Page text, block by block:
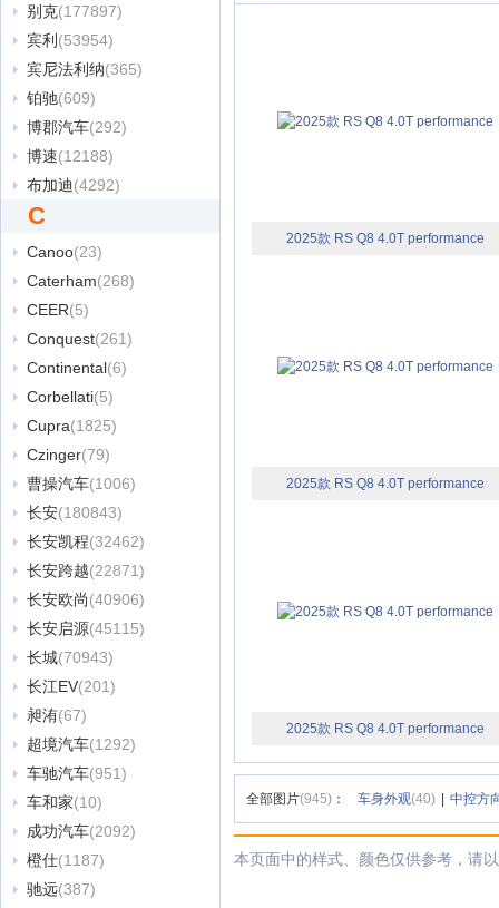
别克(177897)
宾利 (53954)
宾尼法利纳(365)
铂驰(609)
博郡汽车(292)
博速(12188)
布加迪(4292)
C
Canoo(23)
Caterham(268)
CEER(5)
Conquest(261)
Continental(6)
Corbellati(5)
Cupra(1825)
Czinger(79)
曹操汽车(1006)
长安(180843)
长安凯程(32462)
长安跨越(22871)
长安欧尚(40906)
长安启源(45115)
长城(70943)
长江EV(201)
昶洧(67)
超境汽车(1292)
车驰汽车(951)
车和家(10)
成功汽车(2092)
橙仕(1187)
驰远(387)
2025款 RS Q8 4.0T performance
2025款 RS Q8 4.0T performance
2025款 RS Q8 4.0T performance
全部图片(945) ： 车身外观(40) 中控方
本页面中的样式、颜色仅供参考，请